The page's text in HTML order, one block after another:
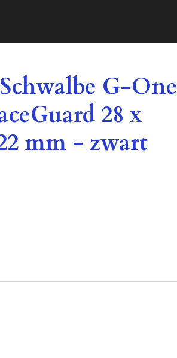
G-One
28 x
mm - zwart